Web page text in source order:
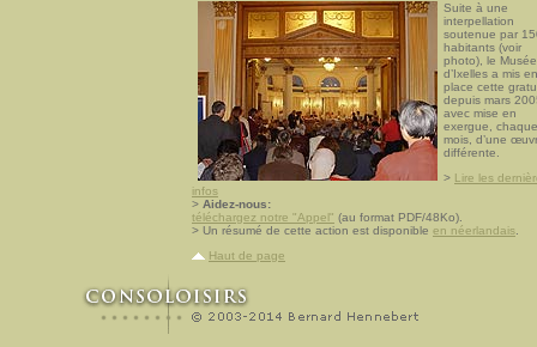
Suite à une
interpellation
soutenue par
habitants (voir
photo), le Musée
d’Ixelles a mis en
place cette
depuis mars
avec mise en
exergue, chaque
mois, d’une
différente.
> Lire les
infos
> Aidez-nous:
téléchargez notre "Appel" (au format PDF/48Ko).
> Un résumé de cette action est disponible en néerlandais.
Haut de page